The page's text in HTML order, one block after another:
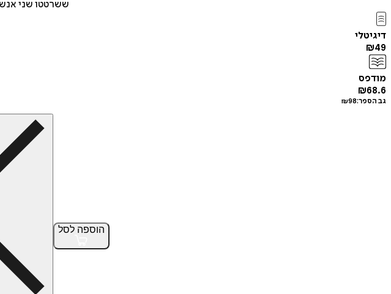
ששרטטו שני
דיגיטלי
₪49
מודפס
₪68.6
גב הספר: ₪98
הוספה לסל